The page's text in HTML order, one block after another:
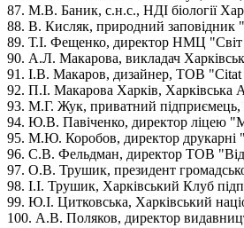
87. М.В. Баник, с.н.с., НДІ біології
88. В. Кисляк, природний заповідник
89. Т.І. Фещенко, директор НМЦ "Світ
90. А.Л. Макарова, викладач
91. І.В. Макаров, дизайнер, ТОВ "Citat
92. П.І. Макарова Харків, Харківська
93. М.Г. Жук, приватний підприємець,
94. Ю.В. Павіченко, директор ліцею
95. М.Ю. Коробов, директор друкарні
96. С.В. Фельдман, директор ТОВ
97. О.В. Трушик, президент
98. І.І. Трушик, Харківський Клуб
99. Ю.І. Цитковська, Харківський
100. А.В. Поляков, директор